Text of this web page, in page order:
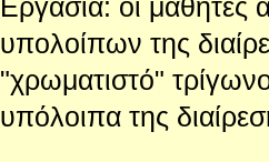
Εργασία: οι
υπολοίπων της
"χρωματιστό"
υπόλοιπα της